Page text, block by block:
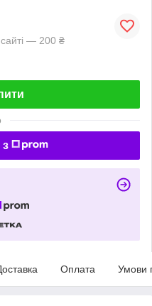
— 200 ₴
з
Оплата Умови